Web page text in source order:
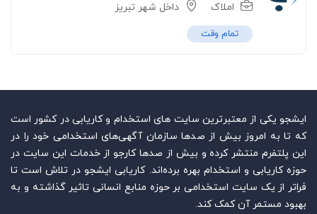
املاک داخل شهر تبریز
تمام وقت
ایشجو یکی از معتبرترین سایت‌ های استخدام و کاریابی در کشور است
که تا به امروز بیش از صدها سازمان آگهی‌های استخدامی خود را در
این پلتفرم منتشر کرده و بیش از صدها کارجو از خدمات این سایت در
حوزه کاریابی و استخدام بهره برده‌اند. کاریابی ایشجو در تلاش است تا
فراتر از یک سایت استخدامی بر حوزه منابع انسانی تاثیر گذاشته و به
بهبود مستمر آن کمک کند.